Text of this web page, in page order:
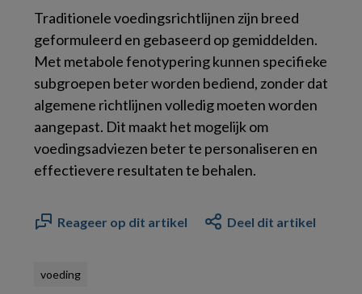
Traditionele voedingsrichtlijnen zijn breed
geformuleerd en gebaseerd op gemiddelden.
Met metabole fenotypering kunnen specifieke
subgroepen beter worden bediend, zonder dat
algemene richtlijnen volledig moeten worden
aangepast. Dit maakt het mogelijk om
voedingsadviezen beter te personaliseren en
effectievere resultaten te behalen.
Reageer op dit artikel Deel dit artikel
voeding